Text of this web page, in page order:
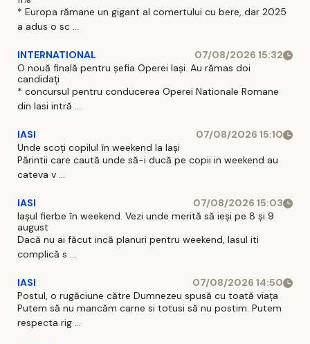
* Europa rămane un gigant al comertului cu bere, dar 2025
a adus o sc ...
INTERNATIONAL
07/08/2026 15:32
O nouă finală pentru șefia Operei Iași. Au rămas doi
candidați
* concursul pentru conducerea Operei Nationale Romane
din Iasi intră ...
IASI
07/08/2026 15:10
Unde scoți copilul în weekend la Iași
Părintii care caută unde să-i ducă pe copii in weekend au
cateva v ...
IASI
07/08/2026 15:03
Iașul fierbe în weekend. Vezi unde merită să ieși pe 8 și 9
august
Dacă nu ai făcut incă planuri pentru weekend, Iasul iti
complică s ...
IASI
07/08/2026 14:50
Postul, o rugăciune către Dumnezeu spusă cu toată viața
Putem să nu mancăm carne si totusi să nu postim. Putem
respecta rig ...